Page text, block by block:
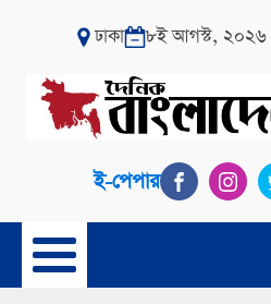
ঢাকা ৮ই আগস্ট, ২০২৬
ই-পেপার